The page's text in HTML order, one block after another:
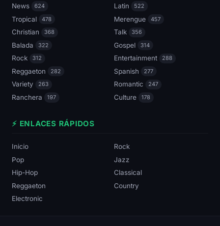
News 624 Latin 522
Tropical 478 Merengue 457
Christian 368 Talk 356
Balada 322 Gospel 314
Rock 312 Entertainment 288
Reggaeton 282 Spanish 277
Variety 263 Romantic 247
Ranchera 197 Culture 178
⚡ ENLACES RÁPIDOS
Inicio
Rock
Pop
Jazz
Hip-Hop
Classical
Reggaeton
Country
Electronic